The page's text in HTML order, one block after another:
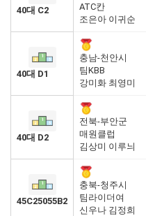
40대 C2
ATC칸
조은아 이귀순
40대 D1
충남-천안시
팀KBB
강미화 최영미
40대 D2
전북-부안군
매원클럽
김상미 이루늬
45C25055B2
충북-청주시
팀라이더여
신우나 김정희